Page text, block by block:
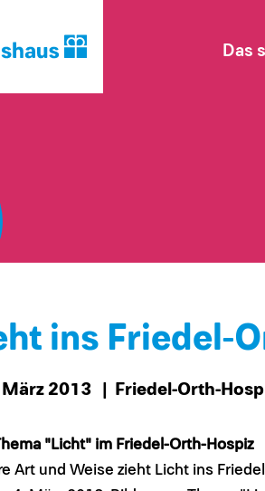
ins Friedel-
2013 | Friedel-Orth-
"Licht" im Friedel-Orth-Hospiz
Art und Weise zieht Licht ins
Das